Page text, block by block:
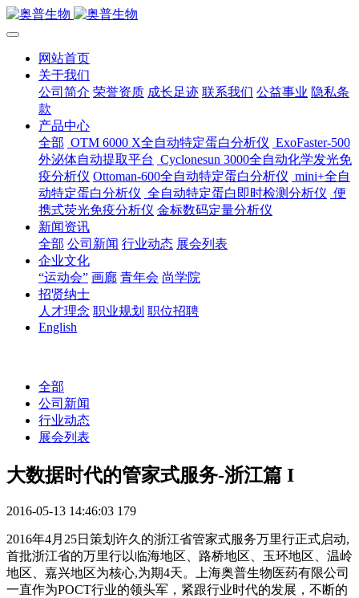
网站首页
关于我们
公司简介 荣誉资质 成长足迹 联系我们 公益事业 隐私条
款
产品中心
全部 OTM 6000 X全自动特定蛋白分析仪 ExoFaster-500
外泌体自动提取平台 Cyclonesun 3000全自动化学发光免
疫分析仪 Ottoman-600全自动特定蛋白分析仪 mini+全自
动特定蛋白分析仪 全自动特定蛋白即时检测分析仪 便
携式荧光免疫分析仪 金标数码定量分析仪
新闻资讯
全部 公司新闻 行业动态 展会列表
企业文化
“运动会” 画廊 青年会 尚学院
招贤纳士
人才理念 职业规划 职位招聘
English
全部
公司新闻
行业动态
展会列表
大数据时代的管家式服务-浙江篇 I
2016-05-13 14:46:03 179
2016年4月25日策划许久的浙江省管家式服务万里行正式启动,
首批浙江省的万里行以临海地区、路桥地区、玉环地区、温岭
地区、嘉兴地区为核心,为期4天。上海奥普生物医药有限公司
一直作为POCT行业的领头军，紧跟行业时代的发展，不断的